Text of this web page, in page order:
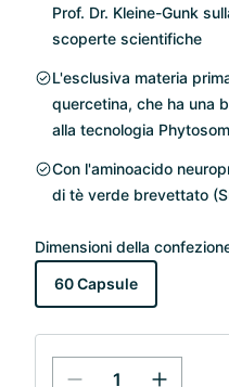
Prof. Dr. Kleine-Gunk
scoperte scientifiche
L'esclusiva materia
quercetina, che ha una
alla tecnologia
Con l'aminoacido
di tè verde brevettato
Dimensioni della
60 Capsule